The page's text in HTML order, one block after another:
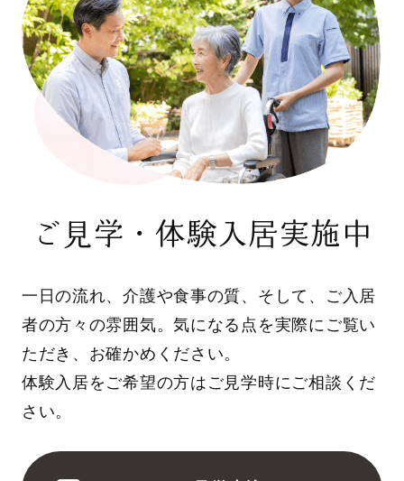
ご見学・体験入居実施中
一日の流れ、介護や食事の質、そして、ご入居
者の方々の雰囲気。気になる点を実際にご覧い
ただき、お確かめください。
体験入居をご希望の方はご見学時にご相談くだ
さい。